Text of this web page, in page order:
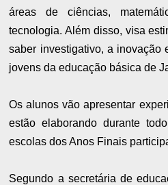
áreas de ciências,
tecnologia. Além disso, visa
saber investigativo, a inovação
jovens da educação básica de
Os alunos vão apresentar
estão elaborando durante
escolas dos Anos Finais
Segundo a secretária de